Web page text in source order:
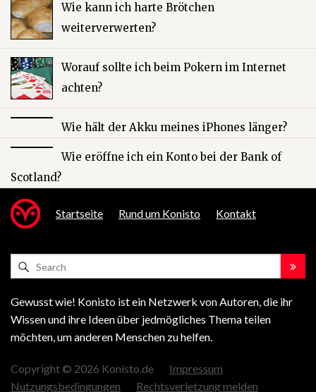
Wie kann ich harte Brötchen
weiterverwerten?
Worauf sollte ich beim Pokern im Internet
achten?
Wie hält der Akku meines iPhones länger?
Wie eröffne ich ein Konto bei der Bank of
Scotland?
Startseite Rund um Konisto Kontakt
Gewusst wie! Konisto ist ein Netzwerk von Autoren, die ihr
Wissen und ihre Ideen über jedmögliches Thema teilen
möchten, um anderen Menschen zu helfen.
Copyright © 2026 Konisto.de
Impressum
Nutzungsbedingungen
Rechtsverletzung melden